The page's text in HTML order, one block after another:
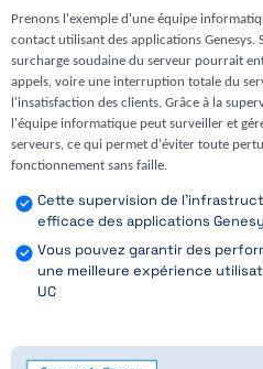
Prenons l'exemple d'une équipe
contact utilisant des applications Genesys.
surcharge soudaine du serveur pourrait
appels, voire une interruption totale du
l'insatisfaction des clients. Grâce à la
l'équipe informatique peut surveiller et
serveurs, ce qui permet d'éviter toute
fonctionnement sans faille.
Cette supervision de
efficace des applications
Vous pouvez garantir des
une meilleure expérience
UC